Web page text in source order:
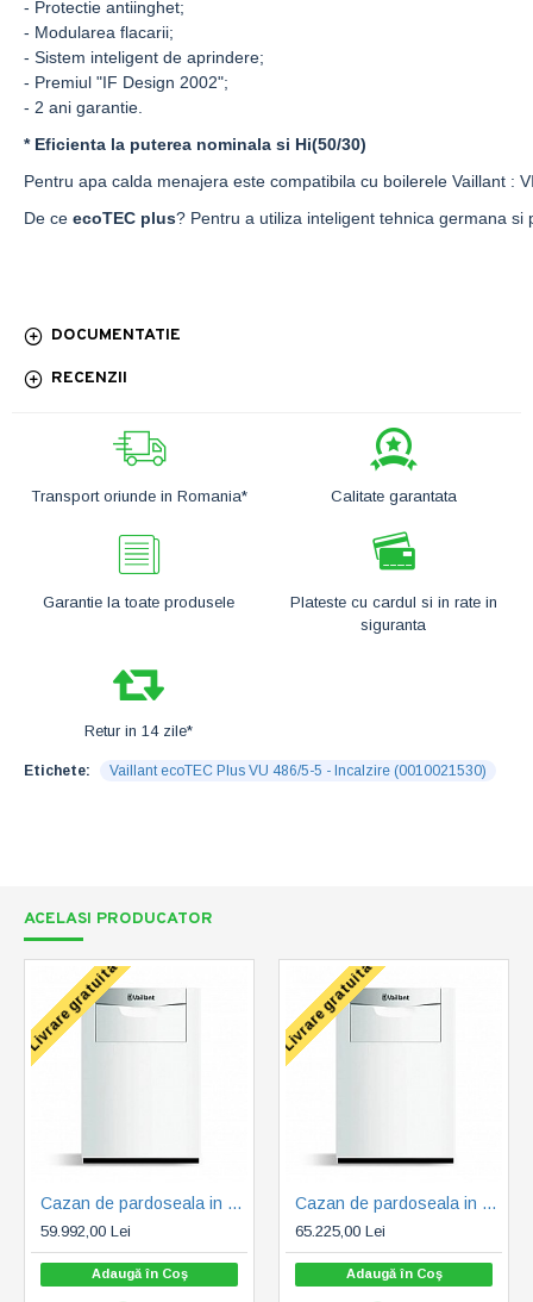
Transport oriunde in Romania* Calitate garantata
Garantie la toate produsele
Plateste cu cardul si in rate in
siguranta
Retur in 14 zile*
- Protectie antiinghet;
- Modularea flacarii;
- Sistem inteligent de aprindere;
- Premiul "IF Design 2002";
- 2 ani garantie.
* Eficienta la puterea nominala si Hi(50/30)
Pentru apa calda menajera este compatibila cu boilerele Vaillant :
De ce ecoTEC plus? Pentru a utiliza inteligent tehnica germana si
DOCUMENTATIE
RECENZII
Etichete: Vaillant ecoTEC Plus VU 486/5-5 - Incalzire (0010021530)
ACELASI PRODUCATOR
Livrare gratuita
Cazan de pardoseala in condensare ecoCRAFT exclusiv VKK 1606/3-E-HL, 160 kW, Incalzire (0010016462)
59.992,00 Lei
Adaugă în Coş
Livrare gratuita
Cazan de pardoseala in condensare ecoCRAFT exclusiv VKK 2006/3-E-HL, 200 kW, Incalzire (0010016463)
65.225,00 Lei
Adaugă în Coş